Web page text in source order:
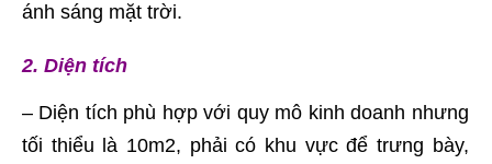
ánh sáng mặt trời.
2. Diện tích
– Diện tích phù hợp với quy mô kinh doanh nhưng
tối thiểu là 10m2, phải có khu vực để trưng bày,